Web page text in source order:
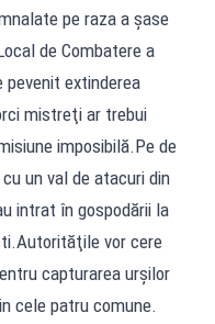
pe raza a şase
de Combatere a
extinderea
mistreţi ar trebui
imposibilă.Pe de
un val de atacuri din
intrat în gospodării la
vor cere
capturarea urşilor
cele patru comune.